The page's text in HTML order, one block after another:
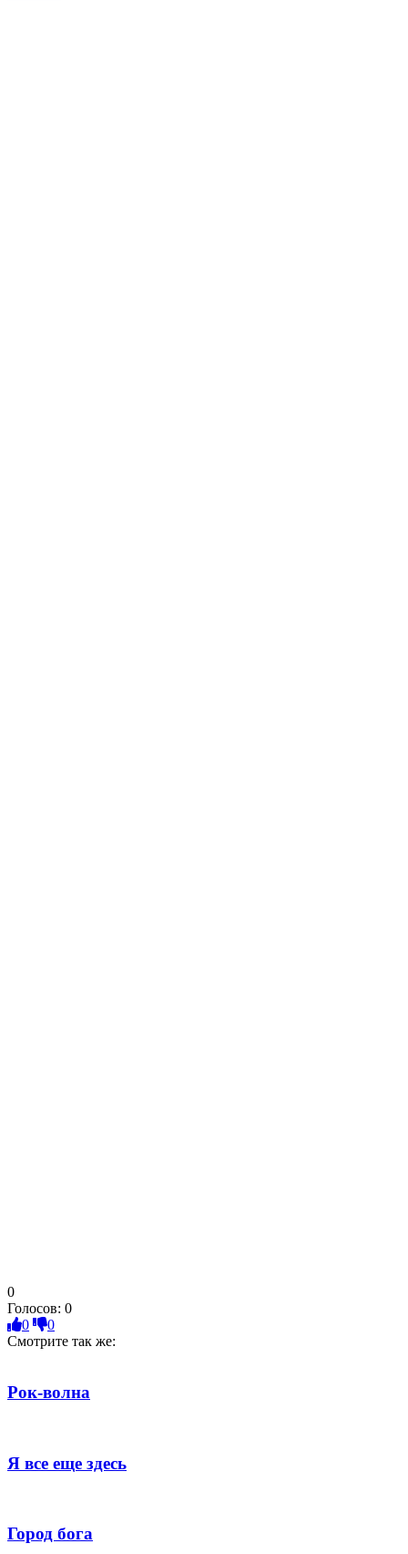
0
Голосов: 0
0
0
Смотрите так же:
Рок-волна
Я все еще здесь
Город бога